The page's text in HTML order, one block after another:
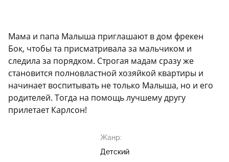
Мама и папа Малыша приглашают в дом фрекен
Бок, чтобы та присматривала за мальчиком и
следила за порядком. Строгая мадам сразу же
становится полновластной хозяйкой квартиры и
начинает воспитывать не только Малыша, но и его
родителей. Тогда на помощь лучшему другу
прилетает Карлсон!
Жанр:
Детский